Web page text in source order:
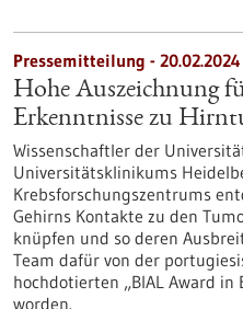
Pressemitteilung - 20.02.2024
Hohe Auszeichnung
Erkenntnisse zu
Wissenschaftler der
Universitätsklinikums
Krebsforschungszentrums
Gehirns Kontakte zu den
knüpfen und so deren
Team dafür von der
hochdotierten „BIAL Award in
worden.